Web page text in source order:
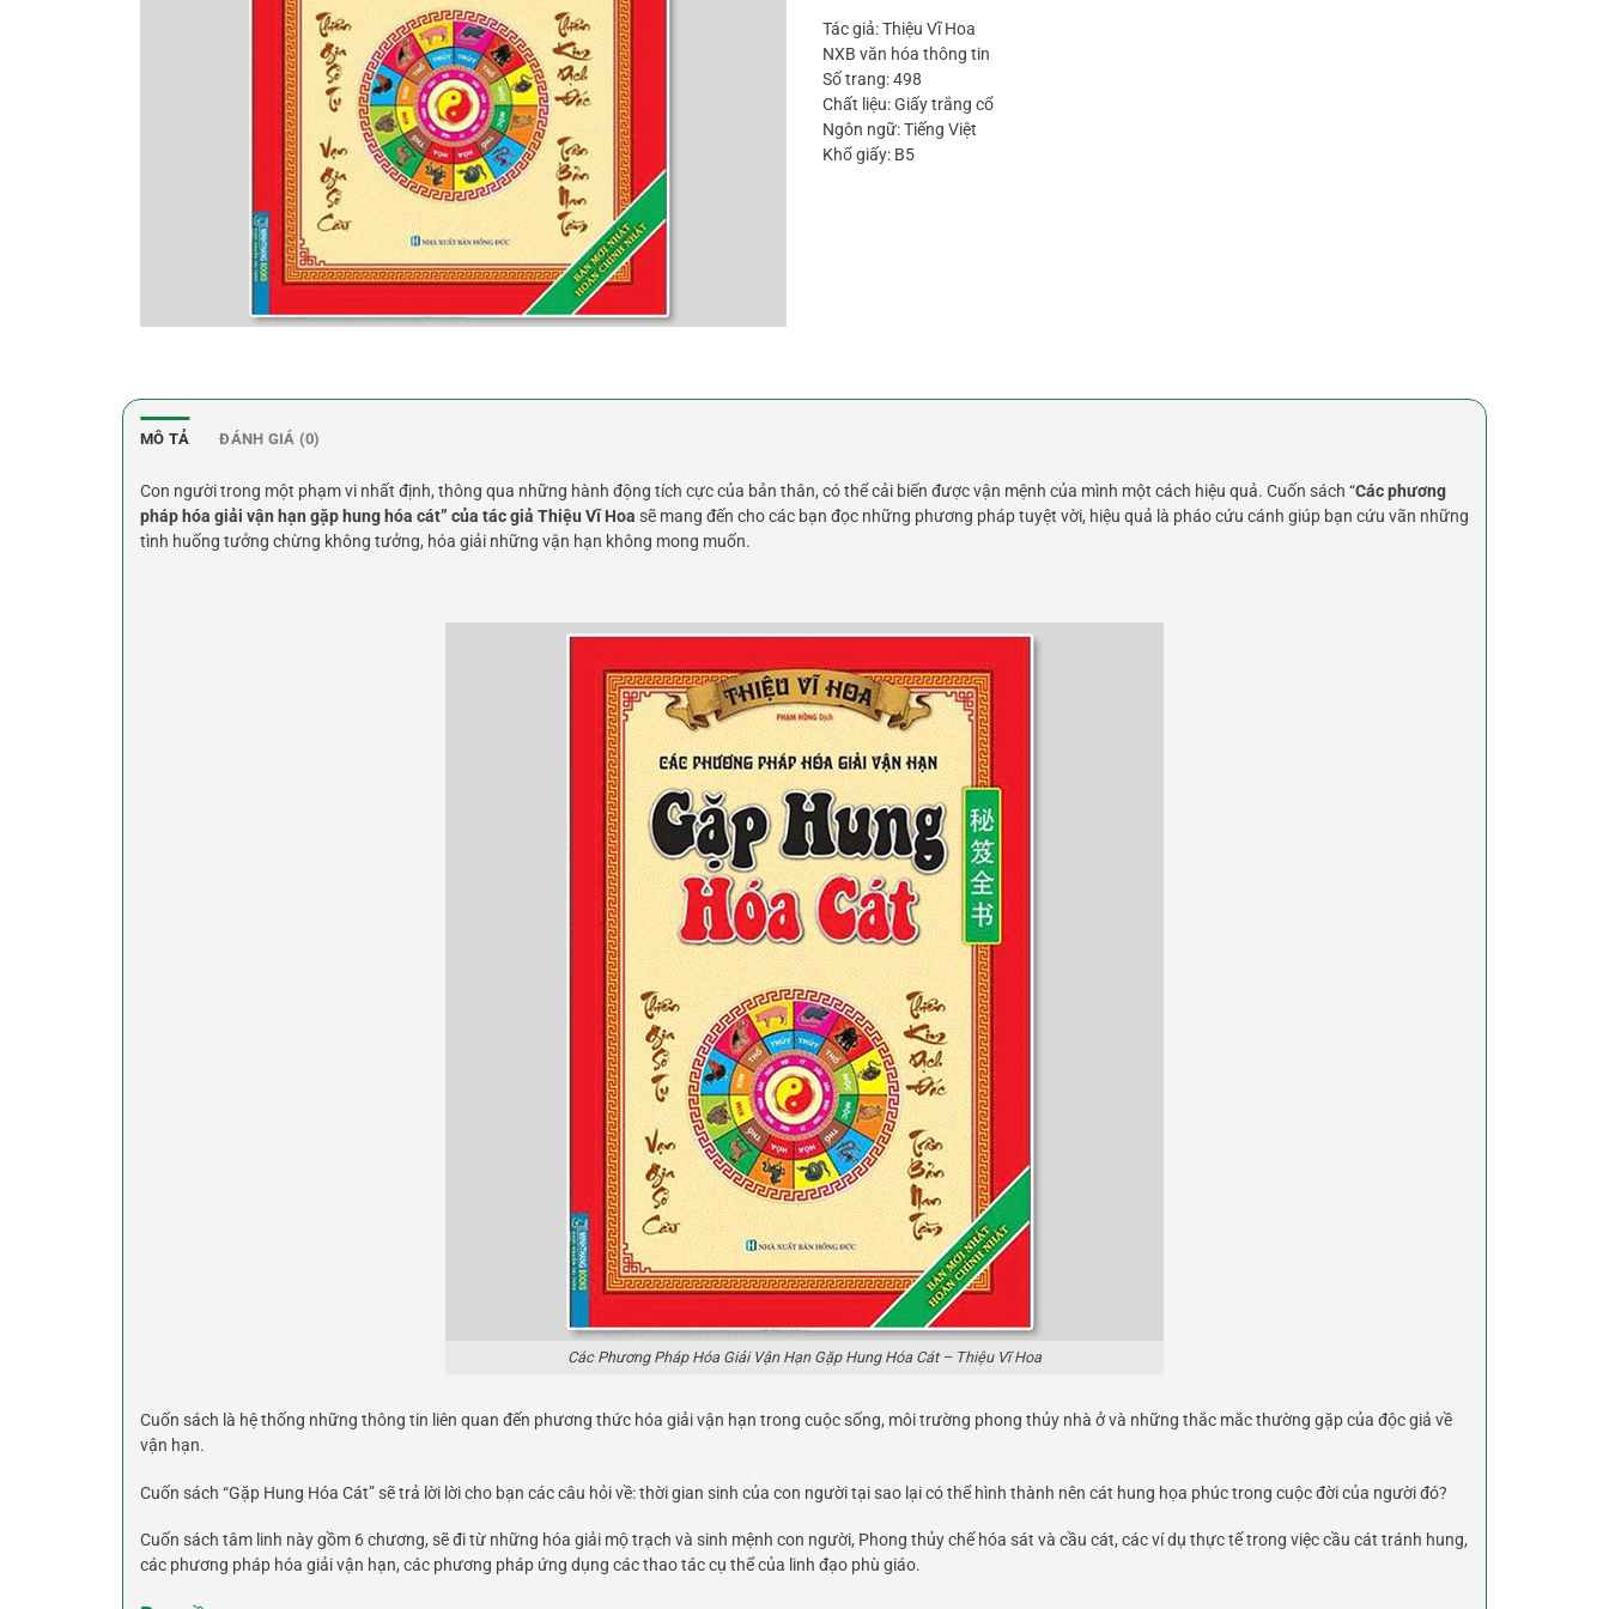
Tác giả: Thiệu Vĩ Hoa
NXB văn hóa thông tin
Số trang: 498
Chất liệu: Giấy trắng cổ
Ngôn ngữ: Tiếng Việt
Khổ giấy: B5
MÔ TẢ ĐÁNH GIÁ (0)
Con người trong một phạm vi nhất định, thông qua những hành động tích cực của bản thân, có thể cải biến được vận mệnh của mình một cách hiệu quả. Cuốn sách “Các phương
pháp hóa giải vận hạn gặp hung hóa cát” của tác giả Thiệu Vĩ Hoa sẽ mang đến cho các bạn đọc những phương pháp tuyệt vời, hiệu quả là pháo cứu cánh giúp bạn cứu vãn những
tình huống tưởng chừng không tưởng, hóa giải những vận hạn không mong muốn.
Các Phương Pháp Hóa Giải Vận Hạn Gặp Hung Hóa Cát – Thiệu Vĩ Hoa
Cuốn sách là hệ thống những thông tin liên quan đến phương thức hóa giải vận hạn trong cuộc sống, môi trường phong thủy nhà ở và những thắc mắc thường gặp của độc giả về
vận hạn.
Cuốn sách “Gặp Hung Hóa Cát” sẽ trả lời lời cho bạn các câu hỏi về: thời gian sinh của con người tại sao lại có thể hình thành nên cát hung họa phúc trong cuộc đời của người đó?
Cuốn sách tâm linh này gồm 6 chương, sẽ đi từ những hóa giải mộ trạch và sinh mệnh con người, Phong thủy chế hóa sát và cầu cát, các ví dụ thực tế trong việc cầu cát tránh hung,
các phương pháp hóa giải vận hạn, các phương pháp ứng dụng các thao tác cụ thể của linh đạo phù giáo.